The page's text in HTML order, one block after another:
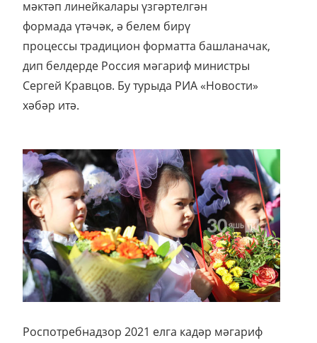
мәктәп линейкалары үзгәртелгән
формада үтәчәк, ә белем бирү
процессы традицион форматта башланачак,
дип белдерде Россия мәгариф министры
Сергей Кравцов. Бу турыда РИА «Новости»
хәбәр итә.
Роспотребнадзор 2021 елга кадәр мәгариф